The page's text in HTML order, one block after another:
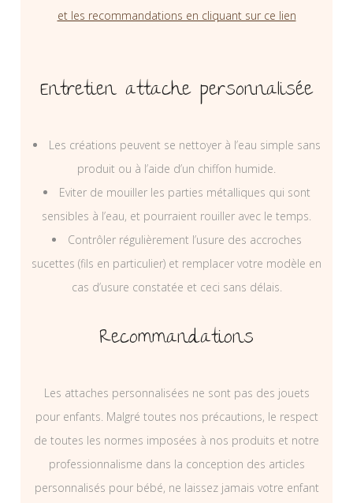
et les recommandations en cliquant sur ce lien
Entretien attache personnalisée
Les créations peuvent se nettoyer à l’eau simple sans
produit ou à l’aide d’un chiffon humide.
Eviter de mouiller les parties métalliques qui sont
sensibles à l’eau, et pourraient rouiller avec le temps.
Contrôler régulièrement l’usure des accroches
sucettes (fils en particulier) et remplacer votre modèle en
cas d’usure constatée et ceci sans délais.
Recommandations
Les attaches personnalisées ne sont pas des jouets
pour enfants. Malgré toutes nos précautions, le respect
de toutes les normes imposées à nos produits et notre
professionnalisme dans la conception des articles
personnalisés pour bébé, ne laissez jamais votre enfant